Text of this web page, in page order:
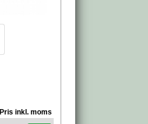
Pris inkl. moms